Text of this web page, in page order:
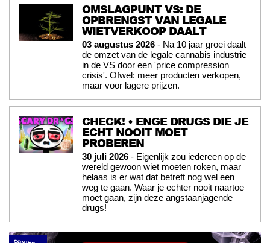
OMSLAGPUNT VS: DE
OPBRENGST VAN LEGALE
WIETVERKOOP DAALT
03 augustus 2026 - Na 10 jaar groei daalt
de omzet van de legale cannabis industrie
in de VS door een 'price compression
crisis'. Ofwel: meer producten verkopen,
maar voor lagere prijzen.
CHECK! • ENGE DRUGS DIE JE
ECHT NOOIT MOET
PROBEREN
30 juli 2026 - Eigenlijk zou iedereen op de
wereld gewoon wiet moeten roken, maar
helaas is er wat dat betreft nog wel een
weg te gaan. Waar je echter nooit naartoe
moet gaan, zijn deze angstaanjagende
drugs!